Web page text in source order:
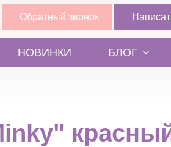
Обратный звонок
НОВИНКИ БЛОГ